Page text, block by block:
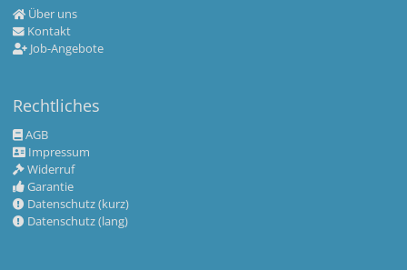
Über uns
Kontakt
Job-Angebote
Rechtliches
AGB
Impressum
Widerruf
Garantie
Datenschutz (kurz)
Datenschutz (lang)